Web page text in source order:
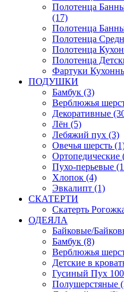
Полотенца
(17)
Полотенца
Полотенца
Полотенца
Полотенца
Фартуки
ПОДУШКИ
Бамбук (3)
Верблюжья
Декоративные
Лён (5)
Лебяжий пух (3)
Овечья шерсть
Ортопедические
Пухо-перьевые
Хлопок (4)
Эвкалипт (1)
СКАТЕРТИ
Скатерть
ОДЕЯЛА
Байковые/
Бамбук (8)
Верблюжья
Детские в
Гусиный Пух
Полушерстяные